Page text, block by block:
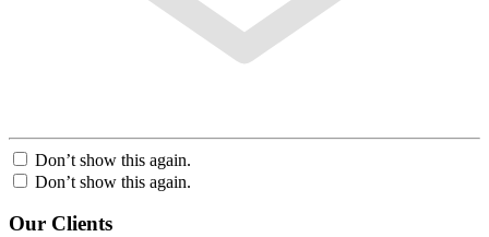
Don’t show this again.
Don’t show this again.
Our Clients